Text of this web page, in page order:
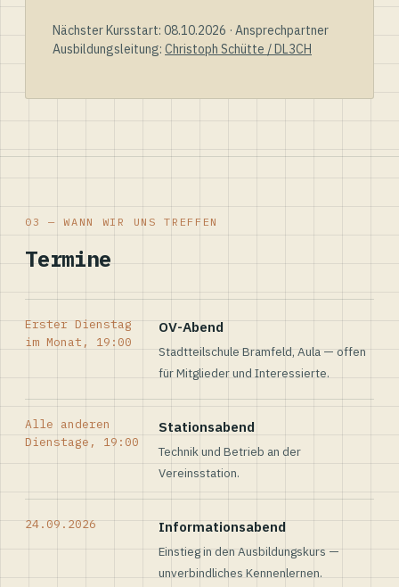
Nächster Kursstart: 08.10.2026 · Ansprechpartner
Ausbildungsleitung: Christoph Schütte / DL3CH
03 — WANN WIR UNS TREFFEN
Termine
Erster Dienstag
im Monat, 19:00
OV-Abend
Stadtteilschule Bramfeld, Aula — offen
für Mitglieder und Interessierte.
Alle anderen
Dienstage, 19:00
Stationsabend
Technik und Betrieb an der
Vereinsstation.
24.09.2026 Informationsabend
Einstieg in den Ausbildungskurs —
unverbindliches Kennenlernen.